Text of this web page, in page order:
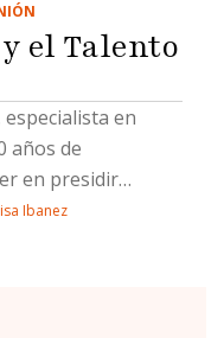
el Talento
en
años de
en presidir
Ibanez